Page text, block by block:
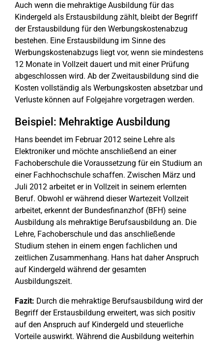
Auch wenn die mehraktige Ausbildung für das
Kindergeld als Erstausbildung zählt, bleibt der Begriff
der Erstausbildung für den Werbungskostenabzug
bestehen. Eine Erstausbildung im Sinne des
Werbungskostenabzugs liegt vor, wenn sie mindestens
12 Monate in Vollzeit dauert und mit einer Prüfung
abgeschlossen wird. Ab der Zweitausbildung sind die
Kosten vollständig als Werbungskosten absetzbar und
Verluste können auf Folgejahre vorgetragen werden.
Beispiel: Mehraktige Ausbildung
Hans beendet im Februar 2012 seine Lehre als
Elektroniker und möchte anschließend an einer
Fachoberschule die Voraussetzung für ein Studium an
einer Fachhochschule schaffen. Zwischen März und
Juli 2012 arbeitet er in Vollzeit in seinem erlernten
Beruf. Obwohl er während dieser Wartezeit Vollzeit
arbeitet, erkennt der Bundesfinanzhof (BFH) seine
Ausbildung als mehraktige Berufsausbildung an. Die
Lehre, Fachoberschule und das anschließende
Studium stehen in einem engen fachlichen und
zeitlichen Zusammenhang. Hans hat daher Anspruch
auf Kindergeld während der gesamten
Ausbildungszeit.
Fazit: Durch die mehraktige Berufsausbildung wird der
Begriff der Erstausbildung erweitert, was sich positiv
auf den Anspruch auf Kindergeld und steuerliche
Vorteile auswirkt. Während die Ausbildung weiterhin